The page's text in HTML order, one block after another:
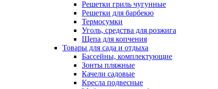
Решетки гриль чугунные
Решетки для барбекю
Термосумки
Уголь, средства для розжига
Щепа для копчения
Товары для сада и отдыха
Бассейны, комплектующие
Зонты пляжные
Качели садовые
Кресла подвесные